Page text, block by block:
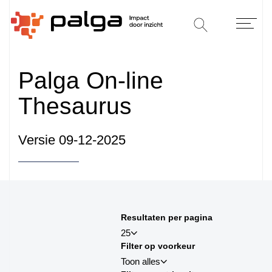
Palga On-line
Thesaurus
Versie 09-12-2025
Resultaten per pagina
25
25
Filter op voorkeur
Toon alles
sortby_title:desc
sortby_palga:asc